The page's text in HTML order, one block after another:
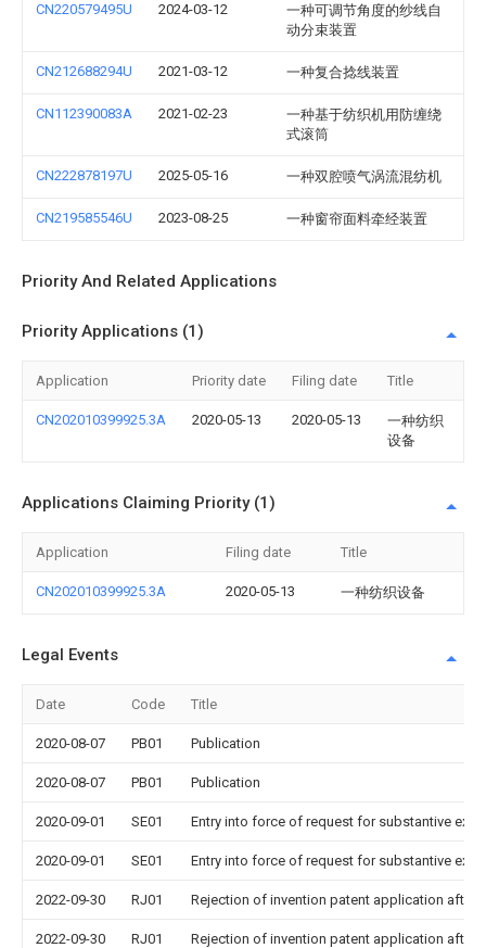
CN220579495U 2024-03-12
一种可调节角度的纱线自
动分束装置
CN212688294U 2021-03-12 一种复合捻线装置
CN112390083A 2021-02-23
一种基于纺织机用防缠绕
式滚筒
CN222878197U 2025-05-16 一种双腔喷气涡流混纺机
CN219585546U 2023-08-25 一种窗帘面料牵经装置
Priority And Related Applications
Priority Applications (1)
Application Priority date Filing date Title
CN202010399925.3A 2020-05-13 2020-05-13
一种纺织
设备
Applications Claiming Priority (1)
Application Filing date Title
CN202010399925.3A 2020-05-13 一种纺织设备
Legal Events
Date Code Title
2020-08-07 PB01 Publication
2020-08-07 PB01 Publication
2020-09-01 SE01 Entry into force of request for substantive
2020-09-01 SE01 Entry into force of request for substantive
2022-09-30 RJ01 Rejection of invention patent application after
2022-09-30 RJ01 Rejection of invention patent application after